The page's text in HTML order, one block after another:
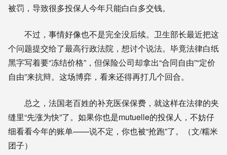
被罚，导致很多投保人今年只能白白多交钱。
不过，事情好像也不是完全没后续。卫生部长最近把这
个问题提交给了最高行政法院，想讨个说法。毕竟法律白纸
黑字写着要“冻结价格”，但保险公司却拿出“合同自由”“定价
自由”来抗辩。这场博弈，看来还得再打几个回合。
总之，法国老百姓的补充医保保费，就这样在法律的夹
缝里“先涨为快”了。如果你也是mutuelle的投保人，不妨仔
细看看今年的账单——说不定，你也被“抢跑”了。（文/糯米
团子）